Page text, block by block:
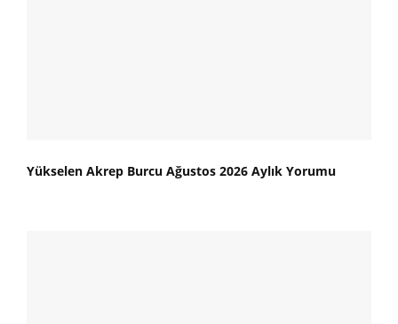
Yükselen Akrep Burcu Ağustos 2026 Aylık Yorumu